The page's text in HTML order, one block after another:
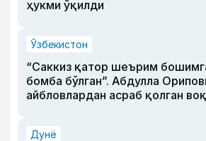
ҳукми ўқилди
Ўзбекистон
“Саккиз қатор шеърим
бомба бўлган”. Абдулла
айбловлардан асраб қолган
Дунё